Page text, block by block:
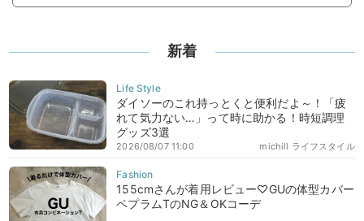
新着
ダイソーのこれ持っとくと便利だよ～！「疲
れて気力ない…」って時に助かる！時短調理
グッズ3選
michill ライフスタイル
2026/08/07 11:00
155cmさんが着用レビュー♡GUの体型カバー
ペプラムTのNG＆OKコーデ